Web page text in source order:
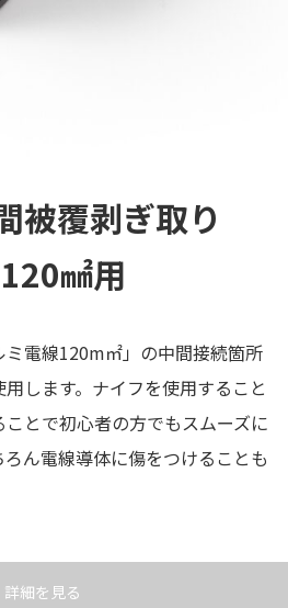
被覆剥ぎ取り
㎟用
電線120m㎡」の中間接続箇所
します。ナイフを使用すること
とで初心者の方でもスムーズに
ん電線導体に傷をつけることも
詳細を見る